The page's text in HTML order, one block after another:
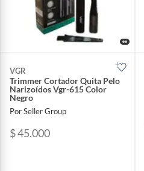
VGR
Trimmer Cortador Quita Pelo
Narizoídos Vgr-615 Color
Negro
Por Seller Group
$ 45.000